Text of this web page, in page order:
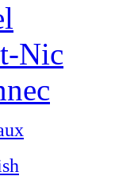
Nic